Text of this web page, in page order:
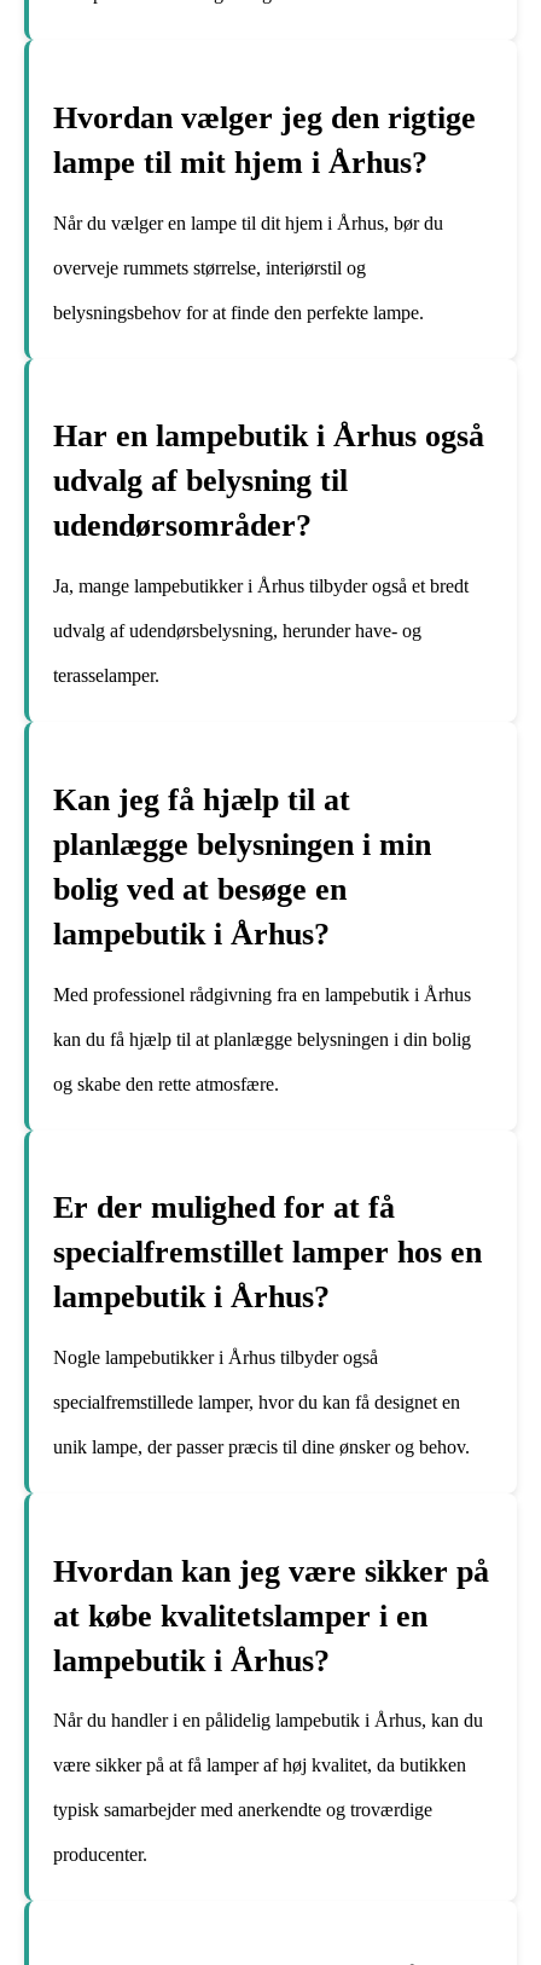
Hvordan vælger jeg den rigtige
lampe til mit hjem i Århus?
Når du vælger en lampe til dit hjem i Århus, bør du
overveje rummets størrelse, interiørstil og
belysningsbehov for at finde den perfekte lampe.
Har en lampebutik i Århus også
udvalg af belysning til
udendørsområder?
Ja, mange lampebutikker i Århus tilbyder også et bredt
udvalg af udendørsbelysning, herunder have- og
terasselamper.
Kan jeg få hjælp til at
planlægge belysningen i min
bolig ved at besøge en
lampebutik i Århus?
Med professionel rådgivning fra en lampebutik i Århus
kan du få hjælp til at planlægge belysningen i din bolig
og skabe den rette atmosfære.
Er der mulighed for at få
specialfremstillet lamper hos en
lampebutik i Århus?
Nogle lampebutikker i Århus tilbyder også
specialfremstillede lamper, hvor du kan få designet en
unik lampe, der passer præcis til dine ønsker og behov.
Hvordan kan jeg være sikker på
at købe kvalitetslamper i en
lampebutik i Århus?
Når du handler i en pålidelig lampebutik i Århus, kan du
være sikker på at få lamper af høj kvalitet, da butikken
typisk samarbejder med anerkendte og troværdige
producenter.